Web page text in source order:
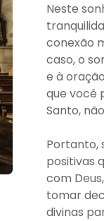
Neste
conexão
caso, o
e à
que você
Santo,
Portanto,
positivas
com
tomar
divinas